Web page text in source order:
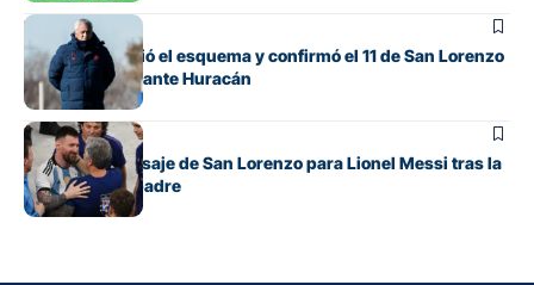
Fútbol
Gorosito cambió el esquema y confirmó el 11 de San Lorenzo
para el clásico ante Huracán
Fútbol
El sentido mensaje de San Lorenzo para Lionel Messi tras la
muerte de su padre